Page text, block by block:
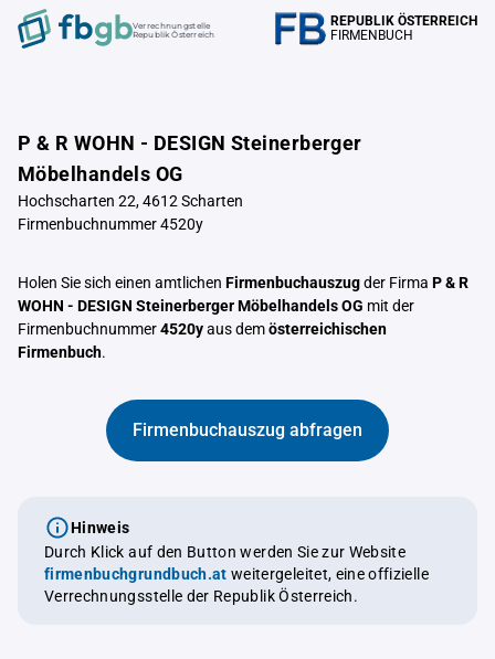
Verrechnungstelle
Republik Österreich
REPUBLIK ÖSTERREICH
FIRMENBUCH
P & R WOHN - DESIGN Steinerberger
Möbelhandels OG
Hochscharten 22, 4612 Scharten
Firmenbuchnummer 4520y
Holen Sie sich einen amtlichen Firmenbuchauszugder Firma P & R
WOHN - DESIGN Steinerberger Möbelhandels OG mit der
Firmenbuchnummer4520yaus demösterreichischen
Firmenbuch.
Firmenbuchauszug abfragen
Hinweis
Durch Klick auf den Button werden Sie zur Website
firmenbuchgrundbuch.at weitergeleitet, eine offizielle
Verrechnungsstelle der Republik Österreich.